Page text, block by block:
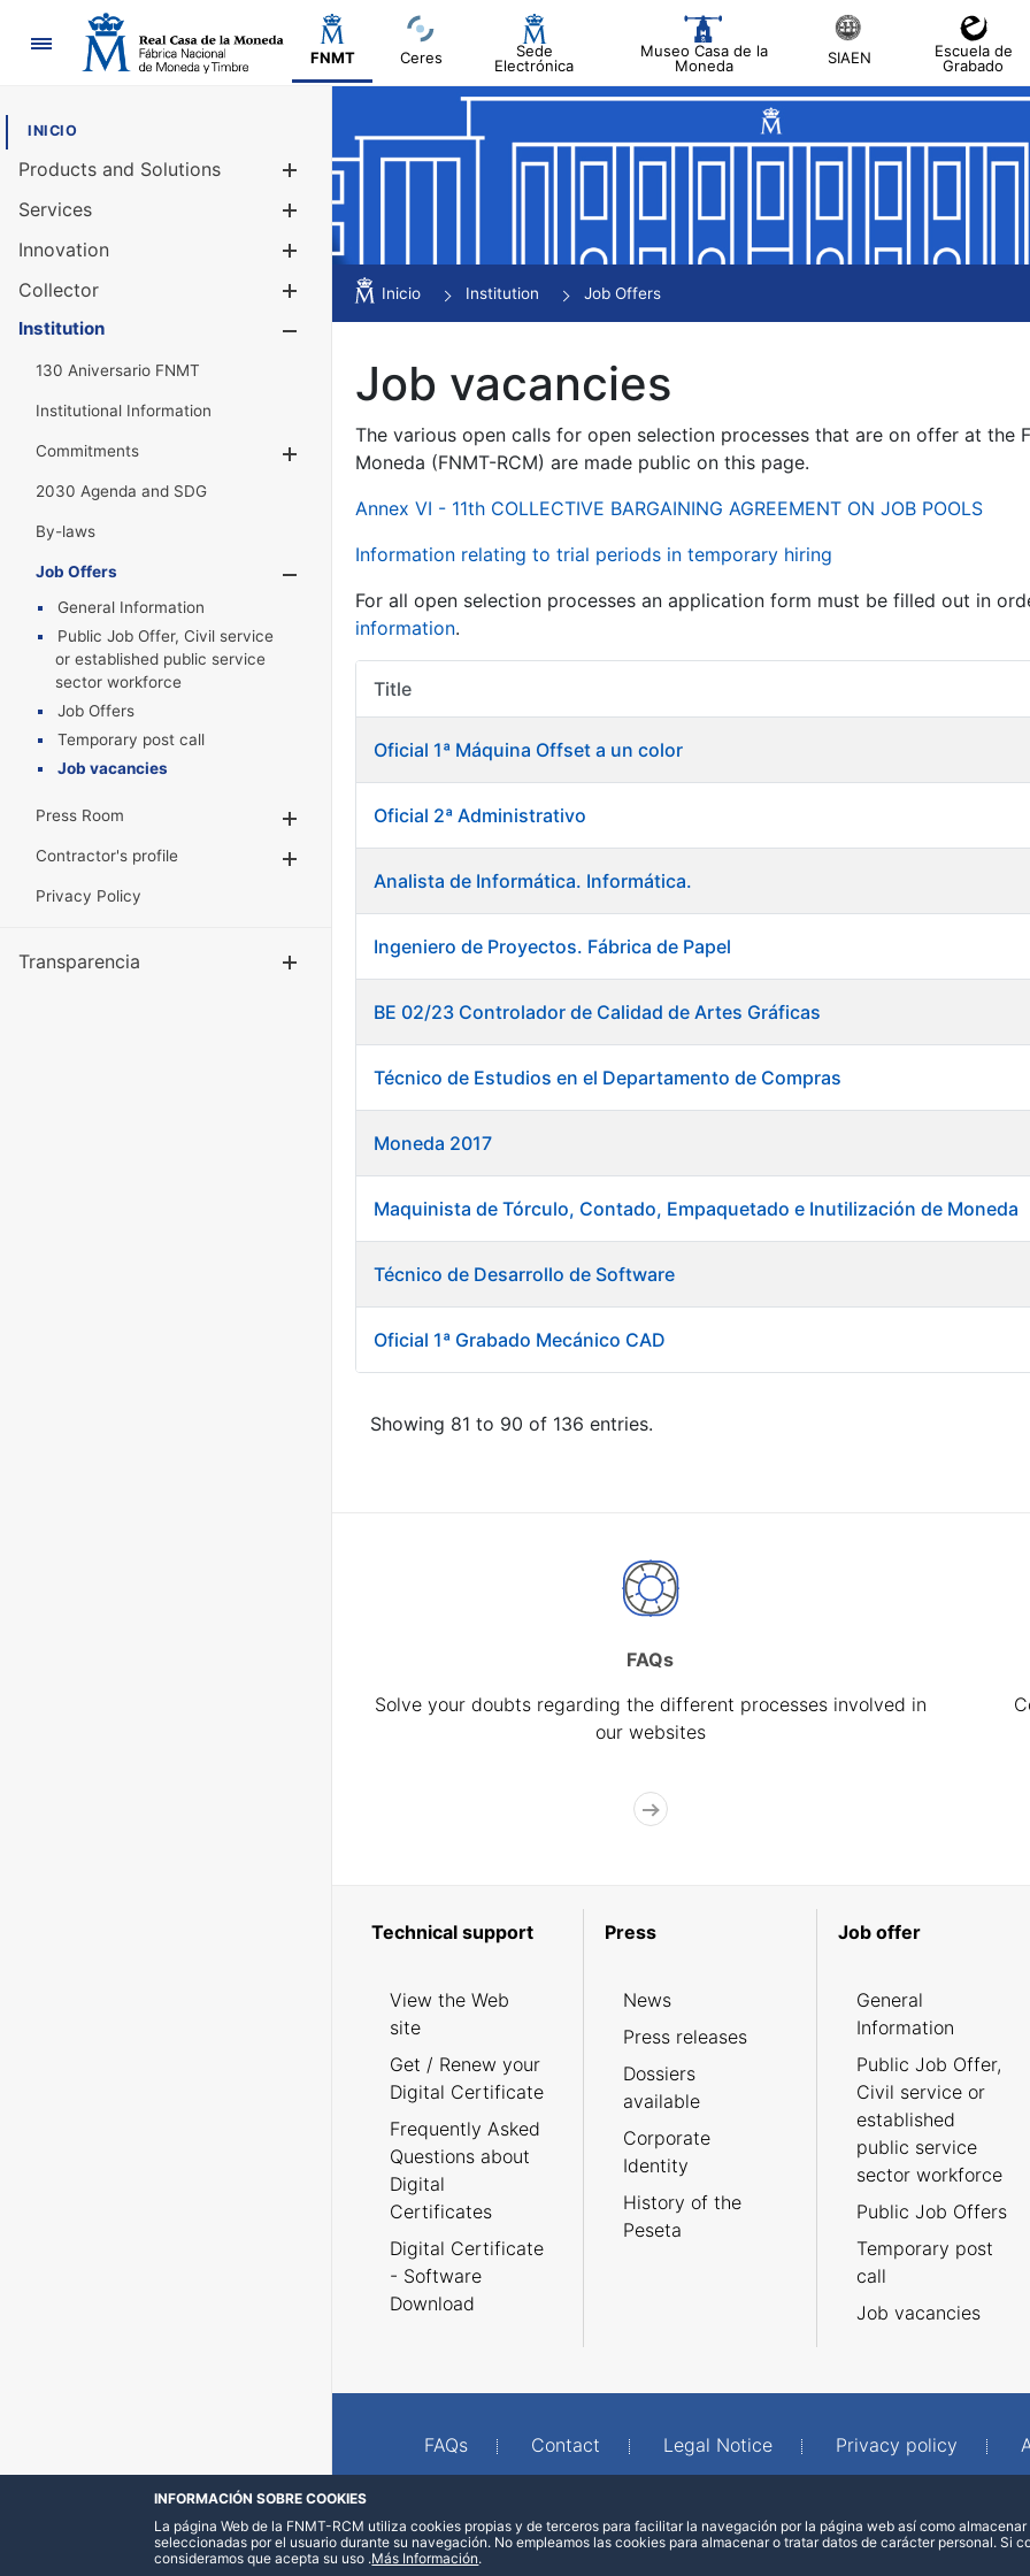
Navigation
FNMT Ceres
Sede
Electrónica
Museo Casa de la
Moneda
SIAEN
Escuela de
Grabado
INICIO
Products and Solutions
Services
Innovation
Collector
Show/Hide
Institution
130 Aniversario FNMT
Institutional Information
Commitments
Show/Hide
2030 Agenda and SDG
By-laws
Job Offers
General Information
Public Job Offer, Civil service
or established public service
sector workforce
Job Offers
Temporary post call
Job vacancies
Press Room
Show/Hide
Contractor's profile
Privacy Policy
Transparencia Show/Hide
Inicio Institution Job Offers
Job vacancies
The various open calls for open selection processes that are on offer at the
Moneda (FNMT-RCM) are made public on this page.
Annex VI - 11th COLLECTIVE BARGAINING AGREEMENT ON JOB POOLS
Information relating to trial periods in temporary hiring
For all open selection processes an application form must be filled out in
information.
Title
Oficial 1ª Máquina Offset a un color
Oficial 2ª Administrativo
Analista de Informática. Informática.
Ingeniero de Proyectos. Fábrica de Papel
BE 02/23 Controlador de Calidad de Artes Gráficas
Técnico de Estudios en el Departamento de Compras
Moneda 2017
Maquinista de Tórculo, Contado, Empaquetado e Inutilización de Moneda
Técnico de Desarrollo de Software
Oficial 1ª Grabado Mecánico CAD
Showing 81 to 90 of 136 entries.
FAQs
Solve your doubts regarding the different processes involved in
our websites
Technical support
View the Web
site
Get / Renew your
Digital Certificate
Frequently Asked
Questions about
Digital
Certificates
Digital Certificate
- Software
Download
Press
News
Press releases
Dossiers
available
Corporate
Identity
History of the
Peseta
Job offer
General
Information
Public Job Offer,
Civil service or
established
public service
sector workforce
Public Job Offers
Temporary post
call
Job vacancies
FAQs Contact Legal Notice Privacy policy
INFORMACIÓN SOBRE COOKIES
La página Web de la FNMT-RCM utiliza cookies propias y de terceros para facilitar la navegación por la página web así como
seleccionadas por el usuario durante su navegación. No empleamos las cookies para almacenar o tratar datos de carácter personal. Si
consideramos que acepta su uso .Más Información.